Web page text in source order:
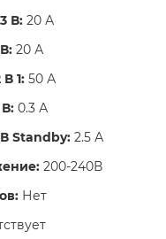
В: 20 А
20 А
1: 50 А
0.3 А
Standby: 2.5 А
200-240В
Нет